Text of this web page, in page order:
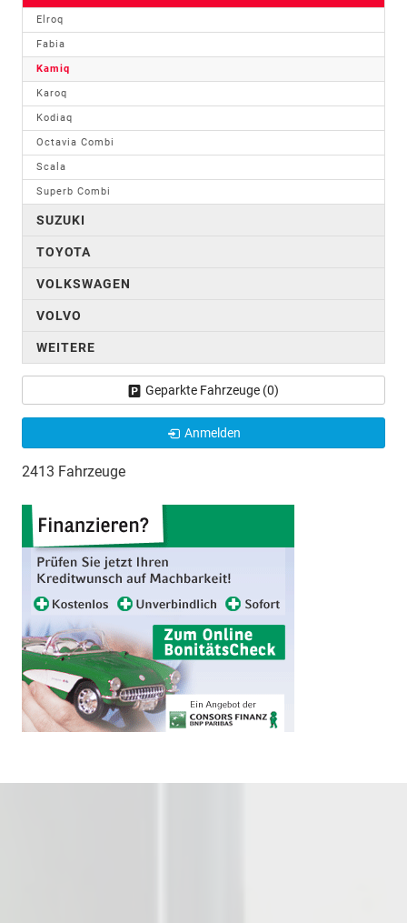
Elroq
Fabia
Kamiq
Karoq
Kodiaq
Octavia Combi
Scala
Superb Combi
SUZUKI
TOYOTA
VOLKSWAGEN
VOLVO
WEITERE
Geparkte Fahrzeuge (0)
Anmelden
2413 Fahrzeuge